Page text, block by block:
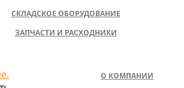
СКЛАДСКОЕ ОБОРУДОВАНИЕ
ЗАПЧАСТИ И РАСХОДНИКИ
О КОМПАНИИ